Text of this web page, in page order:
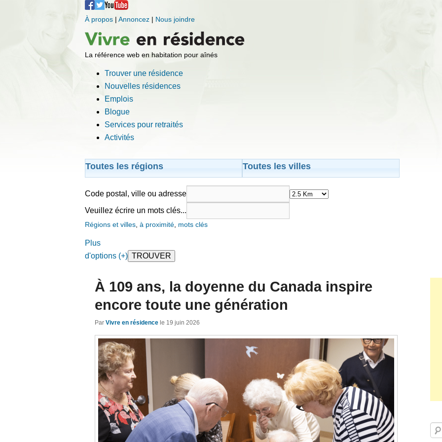
À propos | Annoncez | Nous joindre
La référence web en habitation pour aînés
Trouver une résidence
Nouvelles résidences
Emplois
Blogue
Services pour retraités
Activités
Toutes les régions Toutes les villes
Code postal, ville ou adresse
Veuillez écrire un mots clés...
Régions et villes à proximité mots clés
Plus
d'options (+)
À 109 ans, la doyenne du Canada inspire
encore toute une génération
Par Vivre en résidence le 19 juin 2026